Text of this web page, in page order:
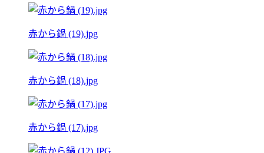
赤から鍋 (19).jpg
赤から鍋 (18).jpg
赤から鍋 (17).jpg